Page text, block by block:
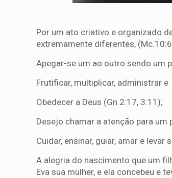
Por um ato criativo e organizado
extremamente diferentes,
Apegar-se um ao outro sendo um
Frutificar, multiplicar, administrar
Obedecer a Deus (Gn.2:17, 3:11);
Desejo chamar a atenção para
Cuidar, ensinar, guiar, amar e levar
A alegria do nascimento que um
Eva sua mulher, e ela concebeu e